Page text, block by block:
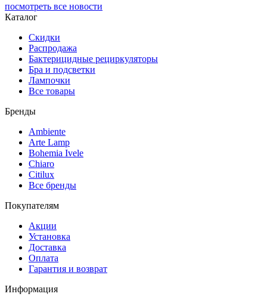
посмотреть все новости
Каталог
Скидки
Распродажа
Бактерицидные рециркуляторы
Бра и подсветки
Лампочки
Все товары
Бренды
Ambiente
Arte Lamp
Bohemia Ivele
Chiaro
Citilux
Все бренды
Покупателям
Акции
Установка
Доставка
Оплата
Гарантия и возврат
Информация